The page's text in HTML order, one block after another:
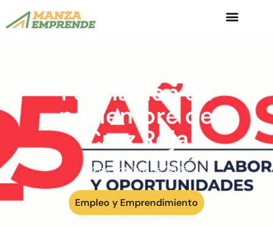
Formación en
noviembre de
Cruz Roja
24 de octubre de 2025
Empleo y Emprendimiento